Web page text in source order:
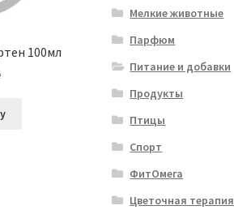
100мл
Мелкие животные
Парфюм
Питание и добавки
Продукты
Птицы
Спорт
ФитОмега
Цветочная терапия